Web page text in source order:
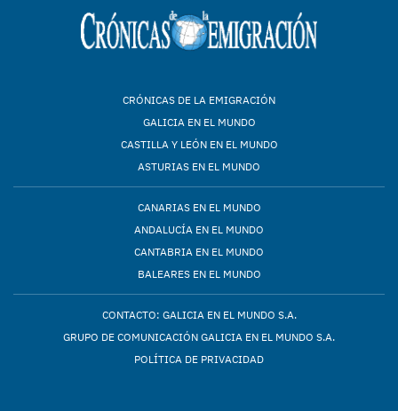
CRÓNICAS DE LA EMIGRACIÓN
GALICIA EN EL MUNDO
CASTILLA Y LEÓN EN EL MUNDO
ASTURIAS EN EL MUNDO
CANARIAS EN EL MUNDO
ANDALUCÍA EN EL MUNDO
CANTABRIA EN EL MUNDO
BALEARES EN EL MUNDO
CONTACTO: GALICIA EN EL MUNDO S.A.
GRUPO DE COMUNICACIÓN GALICIA EN EL MUNDO S.A.
POLÍTICA DE PRIVACIDAD